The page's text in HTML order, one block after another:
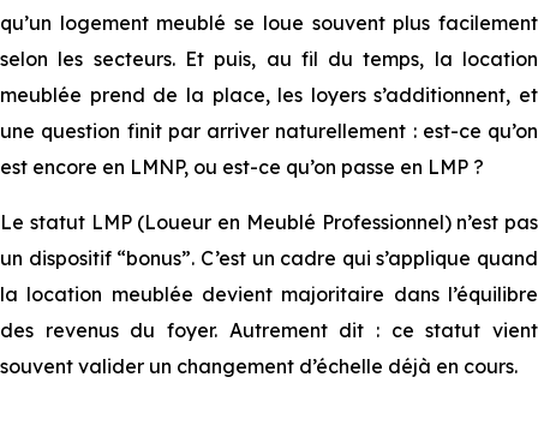
qu’un logement meublé se loue souvent plus facilement
selon les secteurs. Et puis, au fil du temps, la location
meublée prend de la place, les loyers s’additionnent, et
une question finit par arriver naturellement : est-ce qu’on
est encore en LMNP, ou est-ce qu’on passe en LMP ?
Le statut LMP (Loueur en Meublé Professionnel) n’est pas
un dispositif “bonus”. C’est un cadre qui s’applique quand
la location meublée devient majoritaire dans l’équilibre
des revenus du foyer. Autrement dit : ce statut vient
souvent valider un changement d’échelle déjà en cours.